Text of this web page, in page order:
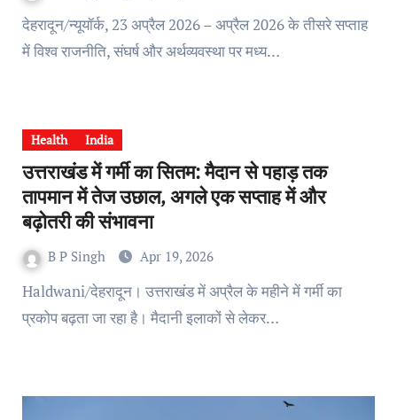
देहरादून/न्यूयॉर्क, 23 अप्रैल 2026 – अप्रैल 2026 के तीसरे सप्ताह
में विश्व राजनीति, संघर्ष और अर्थव्यवस्था पर मध्य…
Health India
उत्तराखंड में गर्मी का सितम: मैदान से पहाड़ तक
तापमान में तेज उछाल, अगले एक सप्ताह में और
बढ़ोतरी की संभावना
B P Singh Apr 19, 2026
Haldwani/देहरादून। उत्तराखंड में अप्रैल के महीने में गर्मी का
प्रकोप बढ़ता जा रहा है। मैदानी इलाकों से लेकर…